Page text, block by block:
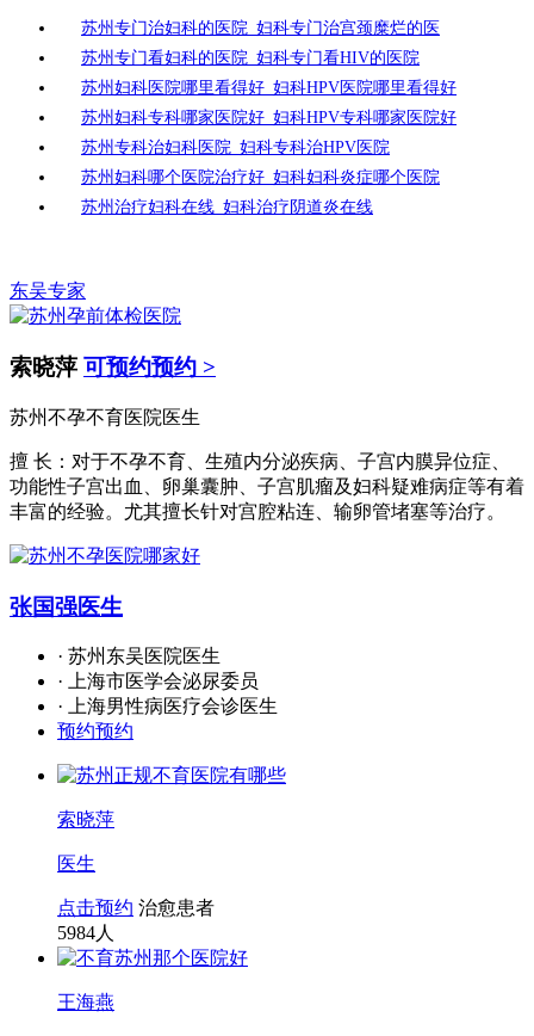
苏州专门治妇科的医院_妇科专门治宫颈糜烂的医
苏州专门看妇科的医院_妇科专门看HIV的医院
苏州妇科医院哪里看得好_妇科HPV医院哪里看得好
苏州妇科专科哪家医院好_妇科HPV专科哪家医院好
苏州专科治妇科医院_妇科专科治HPV医院
苏州妇科哪个医院治疗好_妇科妇科炎症哪个医院
苏州治疗妇科在线_妇科治疗阴道炎在线
东吴专家
索晓萍 可预约预约 >
苏州不孕不育医院医生
擅 长：对于不孕不育、生殖内分泌疾病、子宫内膜异位症、
功能性子宫出血、卵巢囊肿、子宫肌瘤及妇科疑难病症等有着
丰富的经验。尤其擅长针对宫腔粘连、输卵管堵塞等治疗。
张国强医生
· 苏州东吴医院医生
· 上海市医学会泌尿委员
· 上海男性病医疗会诊医生
预约预约
索晓萍
医生
点击预约 治愈患者
5984人
王海燕